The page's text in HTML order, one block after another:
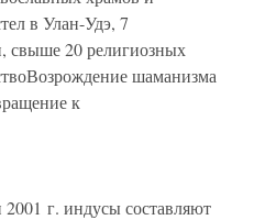
в Улан-Удэ, 7
свыше 20 религиозных
шаманизма
к
г. индусы составляют